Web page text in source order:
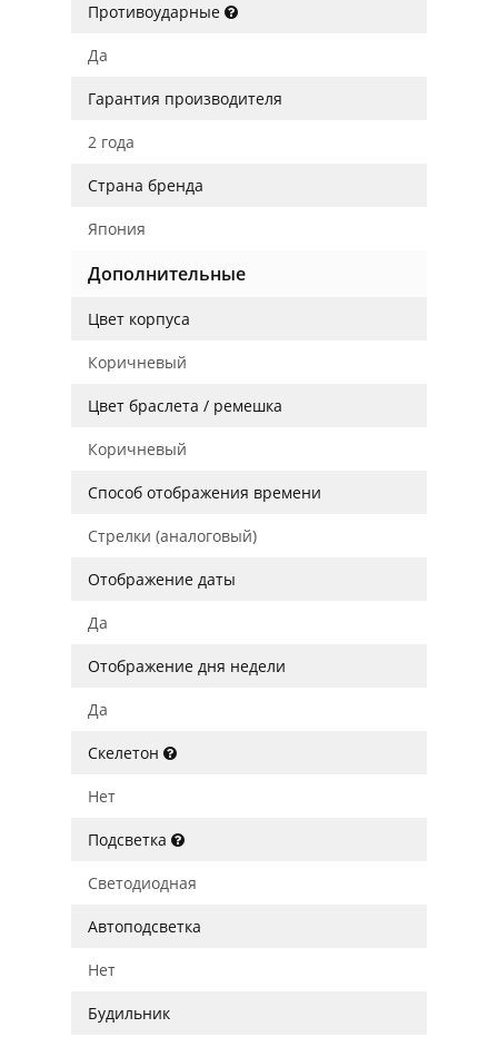
Противоударные
Да
Гарантия производителя
2 года
Страна бренда
Япония
Дополнительные
Цвет корпуса
Коричневый
Цвет браслета / ремешка
Коричневый
Способ отображения времени
Стрелки (аналоговый)
Отображение даты
Да
Отображение дня недели
Да
Скелетон
Нет
Подсветка
Светодиодная
Автоподсветка
Нет
Будильник